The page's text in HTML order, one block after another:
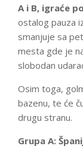
A i B, igraće
ostalog pauza
smanjuje sa
mesta gde je
slobodan
Osim toga,
bazenu, te će
drugu stranu.
Grupa A: